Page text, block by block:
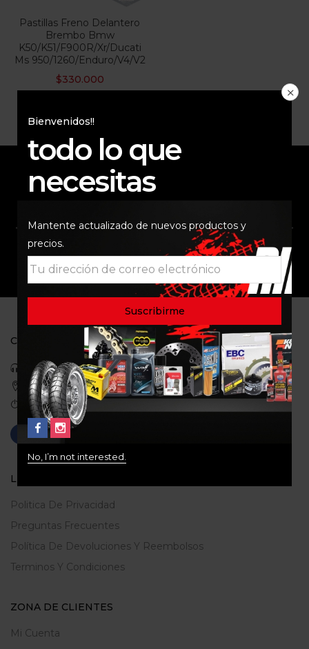
Pastillas Freno Delantero
Brembo Bmw
K50/K51/F900R/Xr/Ducati
Ms 950/1260/Enduro/V4/V2
$330.000
Bienvenidos!!
todo lo que
necesitas
Mantente actualizado de nuevos productos y
precios.
No, I’m not interested.
ENVÍO RAPIDO Y
SOPORTE COMUNIDAD
CONTACTO
Celular: 3113422933
Medellin, Colombia
Correo: gerencia@ridershouse.co
LEGALES
Politica De Privacidad
Preguntas Frecuentes
Política De Devoluciones Y Reembolsos
Terminos Y Condiciones
ZONA DE CLIENTES
Mi Cuenta